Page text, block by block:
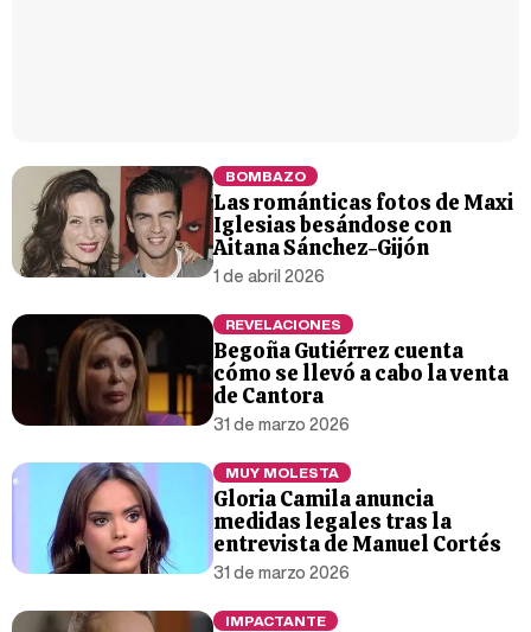
BOMBAZO
Las románticas fotos de Maxi
Iglesias besándose con
Aitana Sánchez-Gijón
1 de abril 2026
REVELACIONES
Begoña Gutiérrez cuenta
cómo se llevó a cabo la venta
de Cantora
31 de marzo 2026
MUY MOLESTA
Gloria Camila anuncia
medidas legales tras la
entrevista de Manuel Cortés
31 de marzo 2026
IMPACTANTE